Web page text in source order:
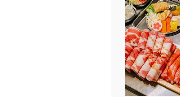
日十。早午
拾鑶火鍋加
珍好味臭臭
藍象廷泰式
日十。早午
上宇林加盟